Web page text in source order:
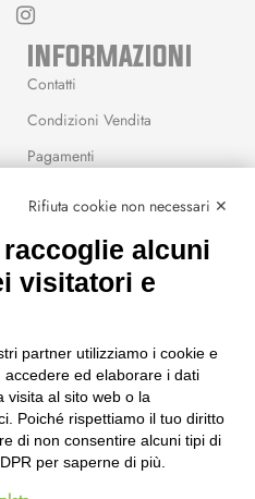
INFORMAZIONI
Contatti
Condizioni Vendita
Pagamenti
Rifiuta cookie non necessari ✕
alcuni
visitatori e
partner utilizziamo i cookie e
ed elaborare i dati
visita al sito web o la
Poiché rispettiamo il tuo diritto
di non consentire alcuni tipi di
per saperne di più.